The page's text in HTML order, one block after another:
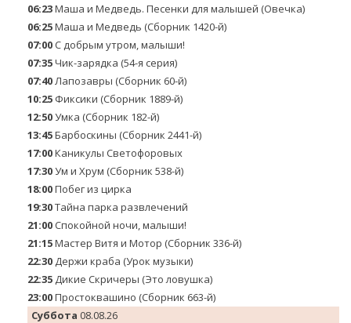
06:23Маша и Медведь. Песенки для малышей (Овечка)
06:25Маша и Медведь (Сборник 1420-й)
07:00С добрым утром, малыши!
07:35Чик-зарядка (54-я серия)
07:40Лапозавры (Сборник 60-й)
10:25 Фиксики (Сборник 1889-й)
12:50Умка (Сборник 182-й)
13:45Барбоскины (Сборник 2441-й)
17:00Каникулы Светофоровых
17:30Ум и Хрум (Сборник 538-й)
18:00Побег из цирка
19:30Тайна парка развлечений
21:00Спокойной ночи, малыши!
21:15Мастер Витя и Мотор (Сборник 336-й)
22:30Держи краба (Урок музыки)
22:35Дикие Скричеры (Это ловушка)
23:00Простоквашино (Сборник 663-й)
Суббота 08.08.26